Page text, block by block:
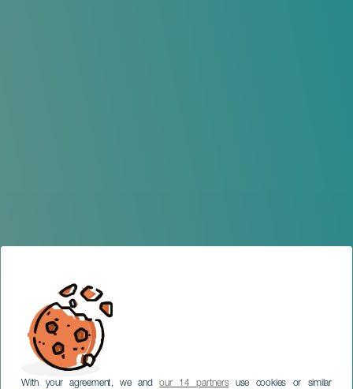
With your agreement, we andour 14 partnersuse cookies or similar